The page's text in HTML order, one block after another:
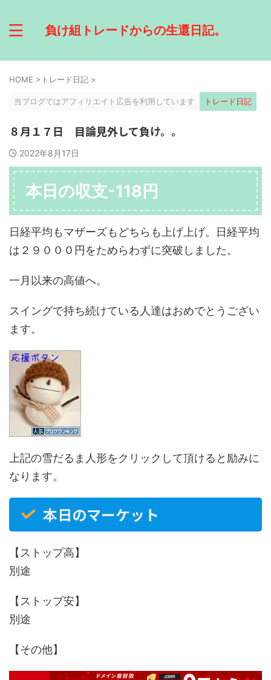
負け組トレードからの生還日記。
HOME > トレード日記 >
当ブログではアフィリエイト広告を利用しています トレード日記
８月１７日 目論見外して負け。。
2022年8月17日
本日の収支-118円
日経平均もマザーズもどちらも上げ上げ。日経平均
は２９０００円をためらわずに突破しました。
一月以来の高値へ。
スイングで持ち続けている人達はおめでとうござい
ます。
上記の雪だるま人形をクリックして頂けると励みに
なります。
本日のマーケット
【ストップ高】
別途
【ストップ安】
別途
【その他】